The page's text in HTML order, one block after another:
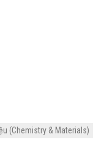
(Chemistry & Materials)